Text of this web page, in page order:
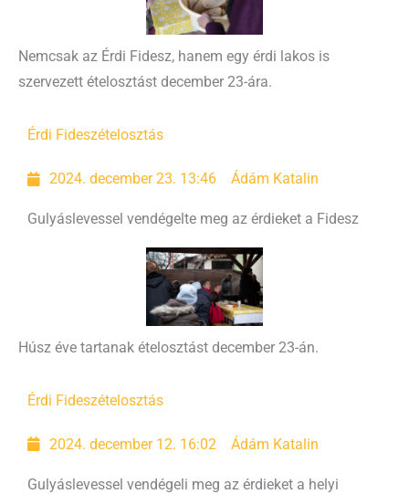
Nemcsak az Érdi Fidesz, hanem egy érdi lakos is
szervezett ételosztást december 23-ára.
Érdi Fideszételosztás
2024. december 23. 13:46 Ádám Katalin
Gulyáslevessel vendégelte meg az érdieket a Fidesz
Húsz éve tartanak ételosztást december 23-án.
Érdi Fideszételosztás
2024. december 12. 16:02 Ádám Katalin
Gulyáslevessel vendégeli meg az érdieket a helyi